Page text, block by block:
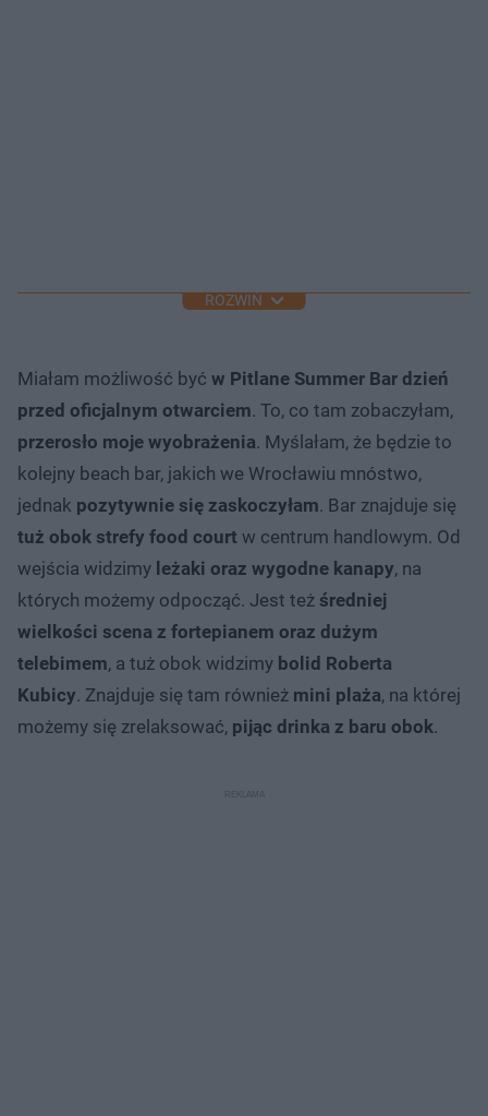
ROZWIŃ
Miałam możliwość być w Pitlane Summer Bar dzień
przed oficjalnym otwarciem. To, co tam zobaczyłam,
przerosło moje wyobrażenia. Myślałam, że będzie to
kolejny beach bar, jakich we Wrocławiu mnóstwo,
jednak pozytywnie się zaskoczyłam. Bar znajduje się
tuż obok strefy food court w centrum handlowym. Od
wejścia widzimy leżaki oraz wygodne kanapy, na
których możemy odpocząć. Jest też średniej
wielkości scena z fortepianem oraz dużym
telebimem, a tuż obok widzimy bolid Roberta
Kubicy. Znajduje się tam również mini plaża, na której
możemy się zrelaksować, pijąc drinka z baru obok.